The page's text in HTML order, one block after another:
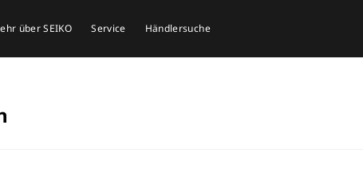
über SEIKO Service Händlersuche